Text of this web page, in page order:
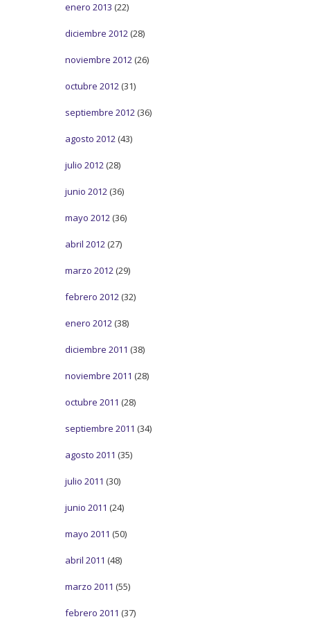
enero 2013 (22)
diciembre 2012 (28)
noviembre 2012 (26)
octubre 2012 (31)
septiembre 2012 (36)
agosto 2012 (43)
julio 2012 (28)
junio 2012 (36)
mayo 2012 (36)
abril 2012 (27)
marzo 2012 (29)
febrero 2012 (32)
enero 2012 (38)
diciembre 2011 (38)
noviembre 2011 (28)
octubre 2011 (28)
septiembre 2011 (34)
agosto 2011 (35)
julio 2011 (30)
junio 2011 (24)
mayo 2011 (50)
abril 2011 (48)
marzo 2011 (55)
febrero 2011 (37)